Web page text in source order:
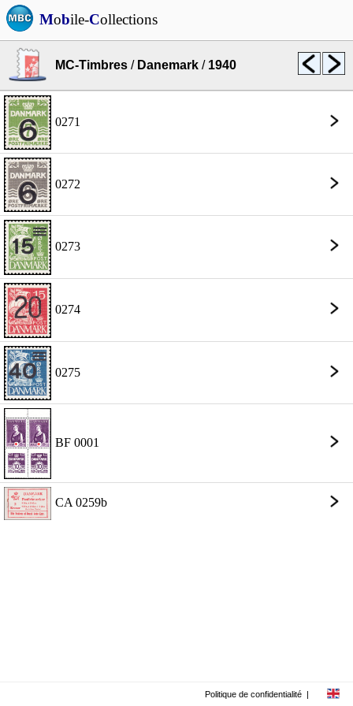
Mobile-Collections
MC-Timbres / Danemark / 1940
0271
0272
0273
0274
0275
BF 0001
CA 0259b
Politique de confidentialité |